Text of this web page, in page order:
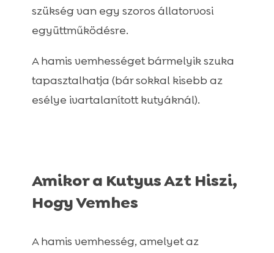
szükség van egy szoros állatorvosi
együttműködésre.
A hamis vemhességet bármelyik szuka
tapasztalhatja (bár sokkal kisebb az
esélye ivartalanított kutyáknál).
Amikor a Kutyus Azt Hiszi,
Hogy Vemhes
A hamis vemhesség, amelyet az